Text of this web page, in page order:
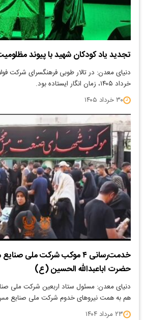
تجدید یاد کودکان شهید با پیوند
خرداد ۱۴۰۵، زمان انگار ایستاده بود.
۳۰ خرداد ۱۴۰۵
خدمت‌رسانی ۴ موکب شرکت ملی
حضرت اباعبدالله الحسین (ع)
دنیای معدن: مسئول ستاد اربعین شرکت ملی
هم به همت نیروهای خدوم شرکت ملی صنایع
۲۳ مرداد ۱۴۰۴